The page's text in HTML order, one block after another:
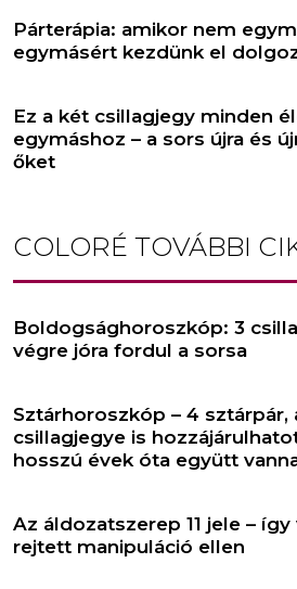
Párterápia: amikor nem
egymásért kezdünk el
Ez a két csillagjegy minden
egymáshoz – a sors újra és
őket
COLORÉ TOVÁBBI
Boldogsághoroszkóp: 3
végre jóra fordul a sorsa
Sztárhoroszkóp – 4 sztárpár,
csillagjegye is
hosszú évek óta együtt
Az áldozatszerep 11 jele –
rejtett manipuláció ellen